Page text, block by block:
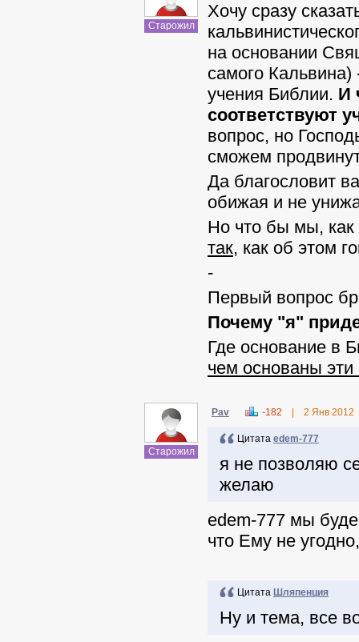
Старожил
Хочу сразу
на основании
самого
учения Библии. И
соответствуют
вопрос, но
сможем
Да благословит
обижая и не
Но что бы мы, как
так, как об этом
-
Первый вопрос
Почему "я"
Где основание в
чем основаны
Старожил
Pav -182 2 Янв 2012
Цитата edem-777
я не позволяю
желаю
edem-777 мы
что Ему не
Цитата Шляпенция
Ну и тема, все